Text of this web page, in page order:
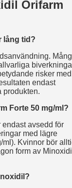
Orifarm
lång tid?
risker med
endast
produkten.
Forte 50 mg/ml?
endast avsedd för
med lägre
ml). Kvinnor bör
form av